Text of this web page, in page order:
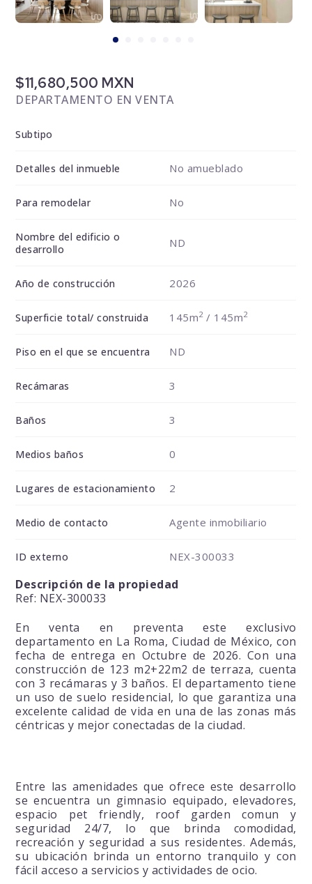
$11,680,500 MXN
DEPARTAMENTO EN VENTA
Subtipo
Detalles del inmueble No amueblado
Para remodelar No
Nombre del edificio o
desarrollo
ND
Año de construcción 2026
Superficie total/ construida 145m2/ 145m2
Piso en el que se encuentra ND
Recámaras 3
Baños 3
Medios baños 0
Lugares de estacionamiento 2
Medio de contacto Agente inmobiliario
ID externo NEX-300033
Descripción de la propiedad
Ref: NEX-300033
En venta en preventa este exclusivo
departamento en La Roma, Ciudad de México, con
fecha de entrega en Octubre de 2026. Con una
construcción de 123 m2+22m2 de terraza, cuenta
con 3 recámaras y 3 baños. El departamento tiene
un uso de suelo residencial, lo que garantiza una
excelente calidad de vida en una de las zonas más
céntricas y mejor conectadas de la ciudad.
Entre las amenidades que ofrece este desarrollo
se encuentra un gimnasio equipado, elevadores,
espacio pet friendly, roof garden comun y
seguridad 24/7, lo que brinda comodidad,
recreación y seguridad a sus residentes. Además,
su ubicación brinda un entorno tranquilo y con
fácil acceso a servicios y actividades de ocio.